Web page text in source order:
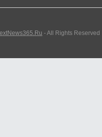
- All Rights Reserved